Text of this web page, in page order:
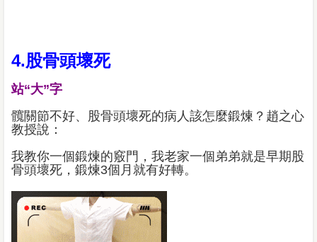
4.股骨頭壞死
站“大”字
髖關節不好、股骨頭壞死的病人該怎麼鍛煉？趙之心
教授說：
我教你一個鍛煉的竅門，我老家一個弟弟就是早期股
骨頭壞死，鍛煉3個月就有好轉。